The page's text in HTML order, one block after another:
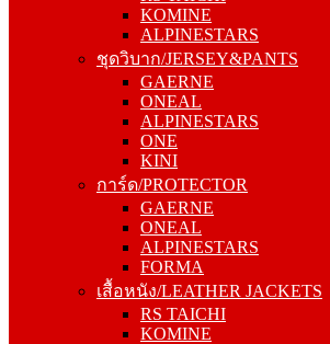
KOMINE
ALPINESTARS
ชุดวิบาก/JERSEY&PANTS
GAERNE
ONEAL
ALPINESTARS
ONE
KINI
การ์ด/PROTECTOR
GAERNE
ONEAL
ALPINESTARS
FORMA
เสื้อหนัง/LEATHER JACKETS
RS TAICHI
KOMINE
ชุดวิบาก/JERSEY&PANTS
GAERNE
ONEAL
ALPINESTARS
ONE
KINI
การ์ด/PROTECTOR
GAERNE
ONEAL
ALPINESTARS
FORMA
เสื้อหนัง/LEATHER JACKETS
RS TAICHI
KOMINE
ALPINESTARS
กางเกงหนัง / LEATHER PANTS